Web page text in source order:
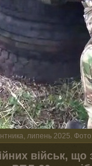
липень 2025.
військ, що